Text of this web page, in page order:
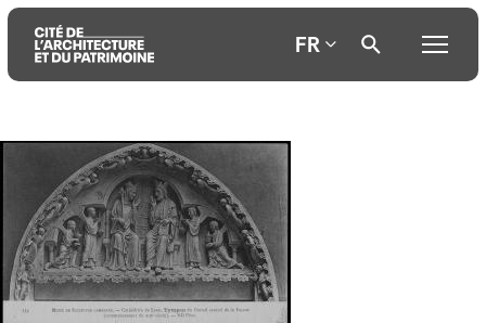
contenu
principal
principal
recherche
FR